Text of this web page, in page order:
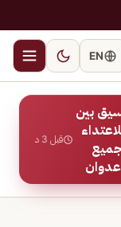
EN
بين
عدوان
قبل 3 د